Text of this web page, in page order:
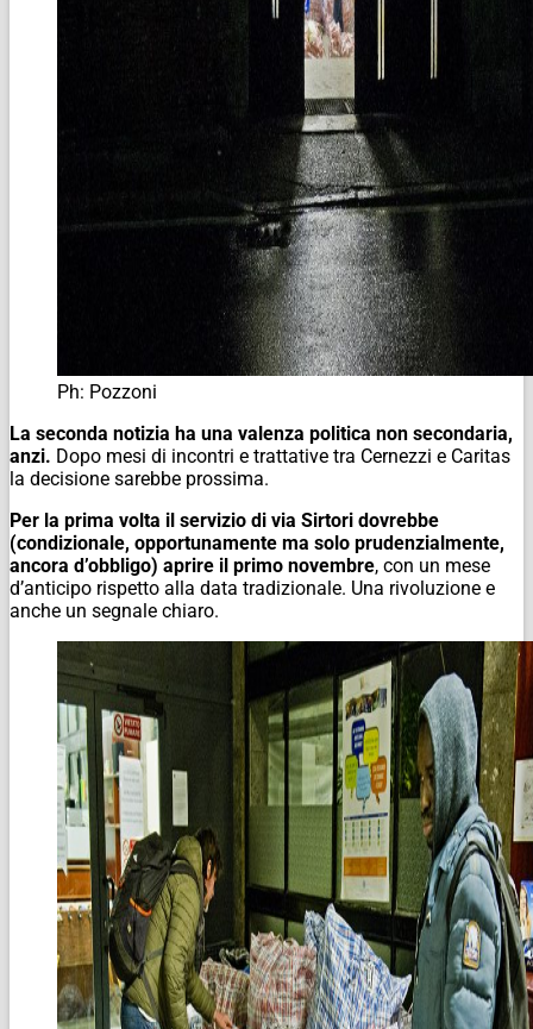
Ph: Pozzoni
La seconda notizia ha una valenza politica non secondaria,
anzi. Dopo mesi di incontri e trattative tra Cernezzi e Caritas
la decisione sarebbe prossima.
Per la prima volta il servizio di via Sirtori dovrebbe
(condizionale, opportunamente ma solo prudenzialmente,
ancora d’obbligo) aprire il primo novembre, con un mese
d’anticipo rispetto alla data tradizionale. Una rivoluzione e
anche un segnale chiaro.